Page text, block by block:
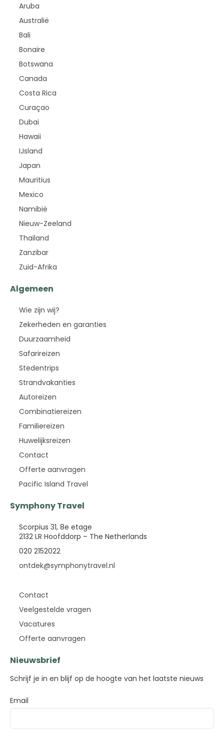
Aruba
Australië
Bali
Bonaire
Botswana
Canada
Costa Rica
Curaçao
Dubai
Hawaii
IJsland
Japan
Mauritius
Mexico
Namibië
Nieuw-Zeeland
Thailand
Zanzibar
Zuid-Afrika
Algemeen
Wie zijn wij?
Zekerheden en garanties
Duurzaamheid
Safarireizen
Stedentrips
Strandvakanties
Autoreizen
Combinatiereizen
Familiereizen
Huwelijksreizen
Contact
Offerte aanvragen
Pacific Island Travel
Symphony Travel
Scorpius 31, 8e etage
2132 LR Hoofddorp – The Netherlands
020 2152022
ontdek@symphonytravel.nl
Contact
Veelgestelde vragen
Vacatures
Offerte aanvragen
Nieuwsbrief
Schrijf je in en blijf op de hoogte van het laatste nieuws
Email